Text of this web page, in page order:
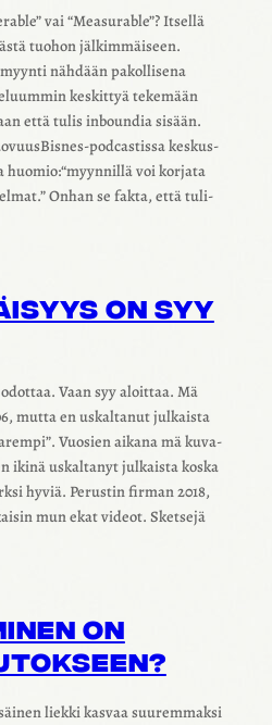
vai “Measu­rable”? Itsellä
tuohon jälkim­mäi­seen.
nähdään pakol­li­sena
keskit­tyä teke­mään
että tulis inboun­dia sisään.
podcas­tissa keskus­
huomio:“myynnillä voi korjata
Onhan se fakta, että tuli­
ON SYY
Vaan syy aloit­taa. Mä
mutta en uskal­ta­nut julkaista
Vuosien aikana mä kuva­
ikinä uskal­ta­nyt julkaista koska
hyviä. Perus­tin firman 2018,
mun ekat videot. Sket­sejä
ON
liekki kasvaa suurem­maksi